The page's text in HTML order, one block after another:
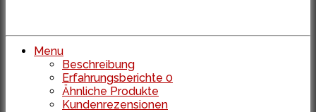
Menu
Beschreibung
Erfahrungsberichte 0
Ähnliche Produkte
Kundenrezensionen